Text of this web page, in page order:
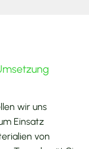
wir uns
Einsatz
von